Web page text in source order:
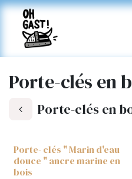
SE RENDRE AU CONTENU
Porte-clés en
Porte-clés en
Porte- clés " Marin d'eau
douce " ancre marine en
bois